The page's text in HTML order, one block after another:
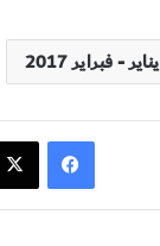
- فبراير 2017
فيسبوك